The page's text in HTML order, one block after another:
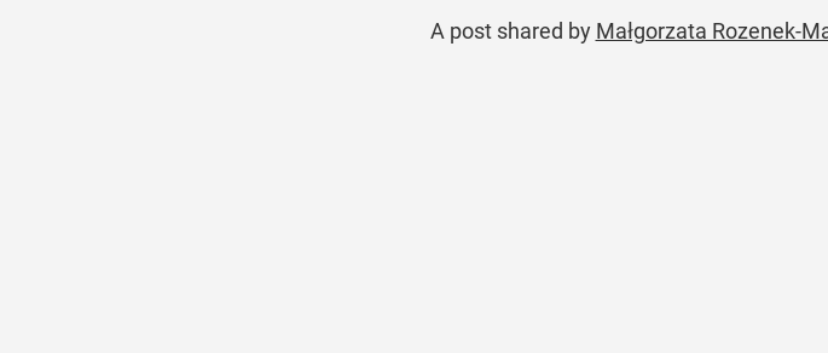
A post shared by Małgorzata Rozenek-